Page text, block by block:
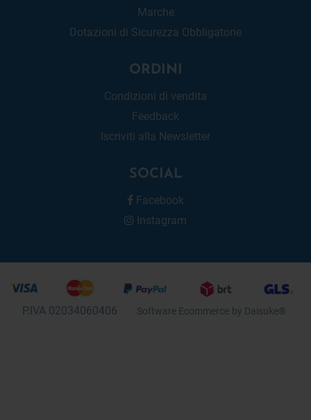
Marche
Dotazioni di Sicurezza Obbligatorie
ORDINI
Condizioni di vendita
Feedback
Iscriviti alla Newsletter
SOCIAL
Facebook
Instagram
P.IVA 02034060406 Software Ecommerce by Daisuke®